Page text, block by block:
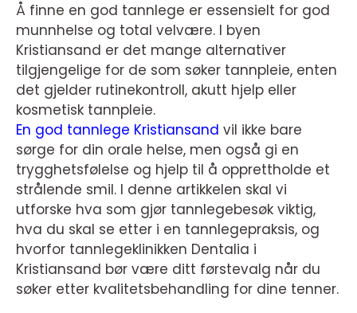
Å finne en god tannlege er essensielt for god
munnhelse og total velvære. I byen
Kristiansand er det mange alternativer
tilgjengelige for de som søker tannpleie, enten
det gjelder rutinekontroll, akutt hjelp eller
kosmetisk tannpleie.
En god tannlege Kristiansand vil ikke bare
sørge for din orale helse, men også gi en
trygghetsfølelse og hjelp til å opprettholde et
strålende smil. I denne artikkelen skal vi
utforske hva som gjør tannlegebesøk viktig,
hva du skal se etter i en tannlegepraksis, og
hvorfor tannlegeklinikken Dentalia i
Kristiansand bør være ditt førstevalg når du
søker etter kvalitetsbehandling for dine tenner.